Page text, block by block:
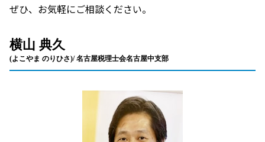
ぜひ、お気軽にご相談ください。
横山 典久
(よこやま のりひさ)/ 名古屋税理士会名古屋中支部